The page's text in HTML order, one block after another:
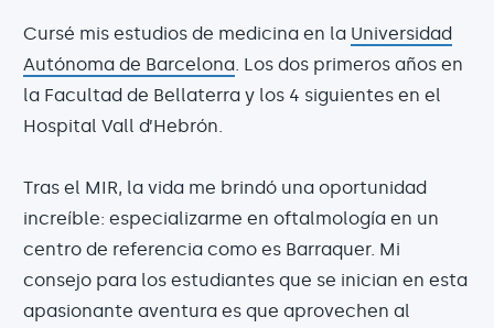
Cursé mis estudios de medicina en la Universidad
Autónoma de Barcelona . Los dos primeros años en
la Facultad de Bellaterra y los 4 siguientes en el
Hospital Vall d’Hebrón.
Tras el MIR, la vida me brindó una oportunidad
increíble: especializarme en oftalmología en un
centro de referencia como es Barraquer. Mi
consejo para los estudiantes que se inician en esta
apasionante aventura es que aprovechen al